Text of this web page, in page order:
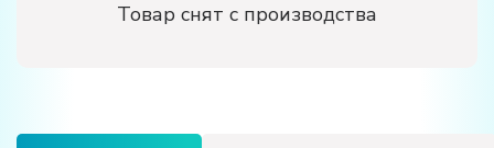
Товар снят с производства